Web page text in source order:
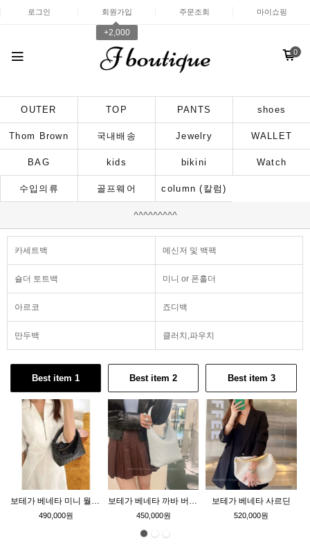
로그인 회원가입
+2,000
주문조회 마이쇼핑
0
OUTER TOP PANTS shoes
Thom Brown 국내배송 Jewelry WALLET
BAG kids bikini Watch
수입의류 골프웨어 column (칼럼)
^^^^^^^^^
카세트백 메신저 및 백팩
숄더 토트백 미니 or 폰홀더
아르코 죠디백
만두백 클러치,파우치
Best item 1
보테가 베네타 미니 월리스
490,000원
Best item 2
보테가 베네타 까바 버킷 스몰
450,000원
Best item 3
보테가 베네타 사르딘
520,000원